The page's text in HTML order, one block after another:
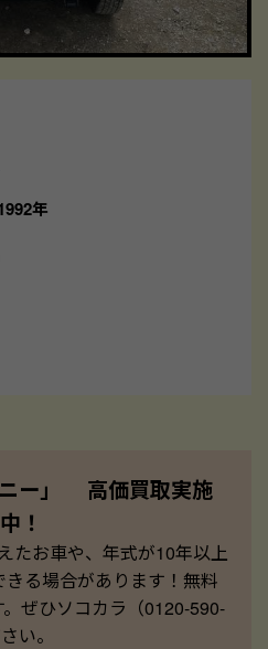
年
ニー」 高価買取実施
中！
たお車や、年式が10年以上
る場合があります！無料
ぜひソコカラ（0120-590-
い。